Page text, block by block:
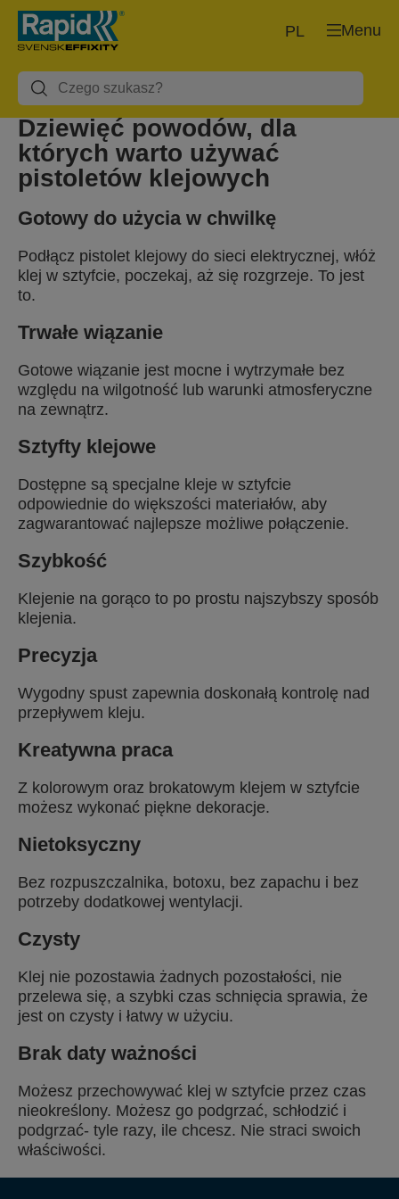
Menu
PL
Dziewięć powodów, dla
których warto używać
pistoletów klejowych
Gotowy do użycia w chwilkę
Podłącz pistolet klejowy do sieci elektrycznej, włóż
klej w sztyfcie, poczekaj, aż się rozgrzeje. To jest
to.
Trwałe wiązanie
Gotowe wiązanie jest mocne i wytrzymałe bez
względu na wilgotność lub warunki atmosferyczne
na zewnątrz.
Sztyfty klejowe
Dostępne są specjalne kleje w sztyfcie
odpowiednie do większości materiałów, aby
zagwarantować najlepsze możliwe połączenie.
Szybkość
Klejenie na gorąco to po prostu najszybszy sposób
klejenia.
Precyzja
Wygodny spust zapewnia doskonałą kontrolę nad
przepływem kleju.
Kreatywna praca
Z kolorowym oraz brokatowym klejem w sztyfcie
możesz wykonać piękne dekoracje.
Nietoksyczny
Bez rozpuszczalnika, botoxu, bez zapachu i bez
potrzeby dodatkowej wentylacji.
Czysty
Klej nie pozostawia żadnych pozostałości, nie
przelewa się, a szybki czas schnięcia sprawia, że
jest on czysty i łatwy w użyciu.
Brak daty ważności
Możesz przechowywać klej w sztyfcie przez czas
nieokreślony. Możesz go podgrzać, schłodzić i
podgrzać- tyle razy, ile chcesz. Nie straci swoich
właściwości.